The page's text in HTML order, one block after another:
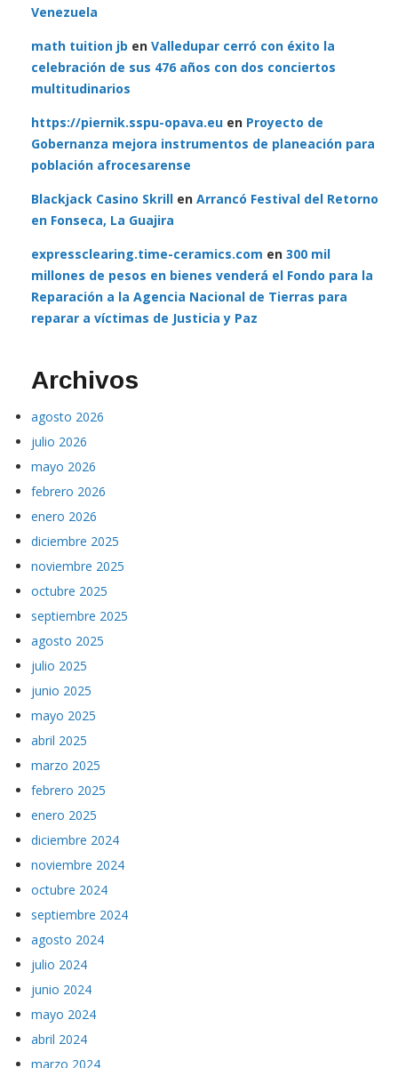
Venezuela
math tuition jb en Valledupar cerró con éxito la
celebración de sus 476 años con dos conciertos
multitudinarios
https://piernik.sspu-opava.eu en Proyecto de
Gobernanza mejora instrumentos de planeación para
población afrocesarense
Blackjack Casino Skrill en Arrancó Festival del Retorno
en Fonseca, La Guajira
expressclearing.time-ceramics.com en 300 mil
millones de pesos en bienes venderá el Fondo para la
Reparación a la Agencia Nacional de Tierras para
reparar a víctimas de Justicia y Paz
Archivos
agosto 2026
julio 2026
mayo 2026
febrero 2026
enero 2026
diciembre 2025
noviembre 2025
octubre 2025
septiembre 2025
agosto 2025
julio 2025
junio 2025
mayo 2025
abril 2025
marzo 2025
febrero 2025
enero 2025
diciembre 2024
noviembre 2024
octubre 2024
septiembre 2024
agosto 2024
julio 2024
junio 2024
mayo 2024
abril 2024
marzo 2024